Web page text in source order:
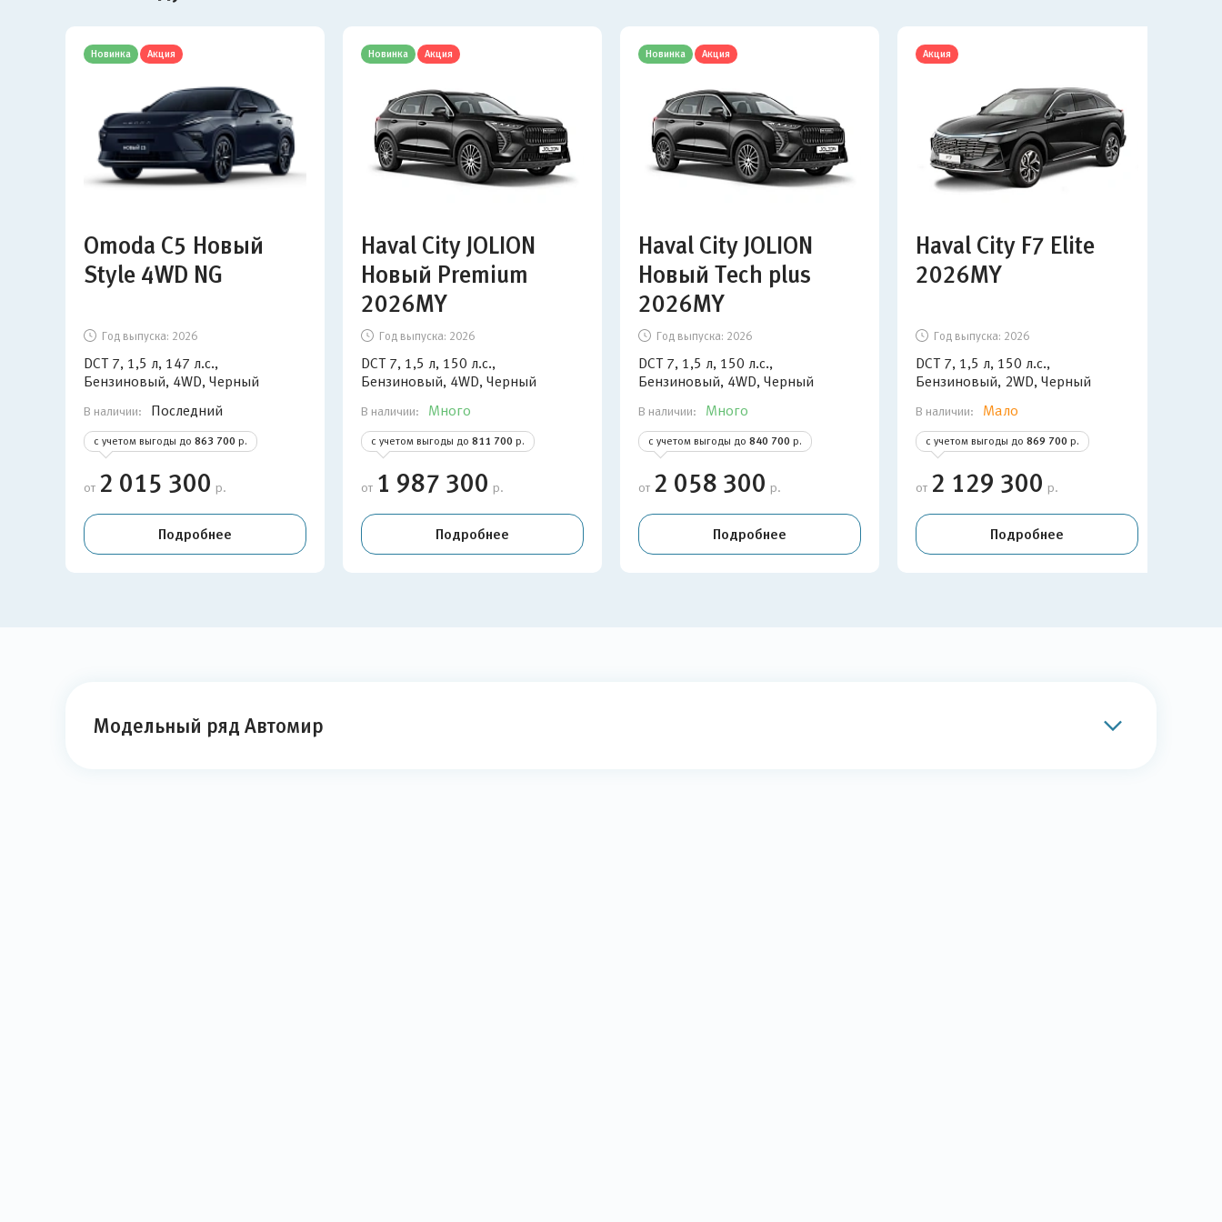
Новинка Акция
Omoda C5 Новый
Style 4WD NG
Год выпуска: 2026
DCT 7, 1,5 л, 147 л.с.,
Бензиновый, 4WD, Черный
В наличии: Последний
с учетом выгоды до 863 700 р.
от 2 015 300 р.
Подробнее
Новинка Акция
Haval City JOLION
Новый Premium
2026MY
Год выпуска: 2026
DCT 7, 1,5 л, 150 л.с.,
Бензиновый, 4WD, Черный
В наличии: Много
с учетом выгоды до 811 700 р.
от 1 987 300 р.
Подробнее
Новинка Акция
Haval City JOLION
Новый Tech plus
2026MY
Год выпуска: 2026
DCT 7, 1,5 л, 150 л.с.,
Бензиновый, 4WD, Черный
В наличии: Много
с учетом выгоды до 840 700 р.
от 2 058 300 р.
Подробнее
Акция
Haval City F7 Elite
2026MY
Год выпуска: 2026
DCT 7, 1,5 л, 150 л.с.,
Бензиновый, 2WD, Черный
В наличии: Мало
с учетом выгоды до 869 700 р.
от 2 129 300 р.
Подробнее
Модельный ряд Автомир